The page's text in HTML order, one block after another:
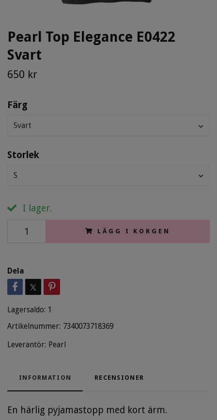
Pearl Top Elegance E0422
Svart
650 kr
Färg
Svart
Storlek
S
I lager.
LÄGG I KORGEN
Dela
Lagersaldo: 1
Artikelnummer: 7340073718369
Leverantör: Pearl
INFORMATION RECENSIONER
En härlig pyjamastopp med kort ärm.